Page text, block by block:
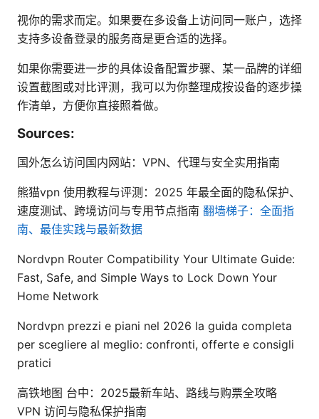
视你的需求而定。如果要在多设备上访问同一账户，选择
支持多设备登录的服务商是更合适的选择。
如果你需要进一步的具体设备配置步骤、某一品牌的详细
设置截图或对比评测，我可以为你整理成按设备的逐步操
作清单，方便你直接照着做。
Sources:
国外怎么访问国内网站：VPN、代理与安全实用指南
熊猫vpn 使用教程与评测：2025 年最全面的隐私保护、
速度测试、跨境访问与专用节点指南 翻墙梯子：全面指
南、最佳实践与最新数据
Nordvpn Router Compatibility Your Ultimate Guide:
Fast, Safe, and Simple Ways to Lock Down Your
Home Network
Nordvpn prezzi e piani nel 2026 la guida completa
per scegliere al meglio: confronti, offerte e consigli
pratici
高铁地图 台中：2025最新车站、路线与购票全攻略
VPN 访问与隐私保护指南